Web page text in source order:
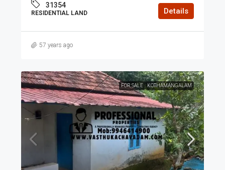
31354
RESIDENTIAL LAND Details
57 years ago
FOR SALE KOTHAMANGALAM